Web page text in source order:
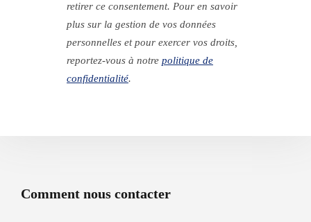
retirer ce consentement. Pour en savoir
plus sur la gestion de vos données
personnelles et pour exercer vos droits,
reportez-vous à notre politique de
confidentialité.
Comment nous contacter